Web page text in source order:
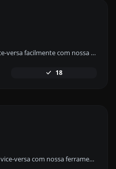
Converta texto para ASCII e vice-versa facilmente com nossa ferramenta de conversão ASCII para um manuseio de dados eficiente.
18
Converta texto para decimal e vice-versa com nossa ferramenta de conversão decimal para uma conversão de dados precisa.